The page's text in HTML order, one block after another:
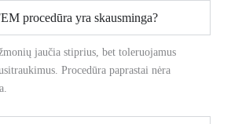
procedūra yra skausminga?
jaučia stiprius, bet toleruojamus
Procedūra paprastai nėra